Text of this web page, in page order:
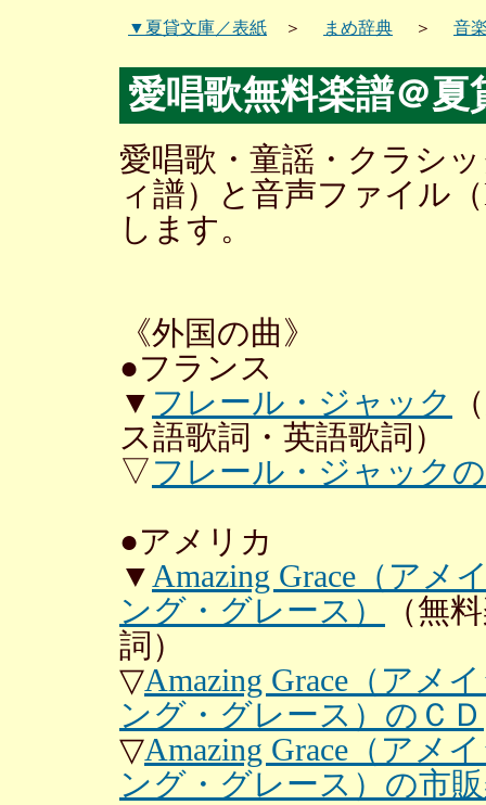
▼夏貸文庫／表紙 ＞ まめ辞典 ＞ 音
愛唱歌無料楽譜＠夏
愛唱歌・童謡・クラシ
ィ譜）と音声ファイル
します。
《外国の曲》
●フランス
▼ フレール・ジャック
ス語歌詞・英語歌詞）
▽フレール・ジャック
●アメリカ
▼Amazing Grace（アメ
ング・グレース）
（無
詞）
▽Amazing Grace（アメ
ング・グレース）のＣＤ
▽Amazing Grace（アメ
ング・グレース）の市